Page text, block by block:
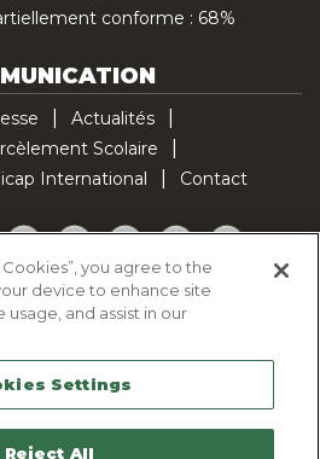
conforme : 68%
Actualités
Scolaire
International
Contact
YouTubePinterestInstagramLinkedInTikTok
des cookies
de confidentialité
légales
du site
nous
you agree to the
device to enhance site
usage, and assist in our
Settings
Reject All